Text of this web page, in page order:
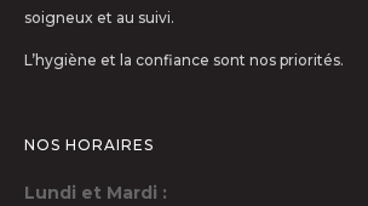
soigneux et au suivi.
L’hygiène et la confiance sont nos priorités.
NOS HORAIRES
Lundi et Mardi :